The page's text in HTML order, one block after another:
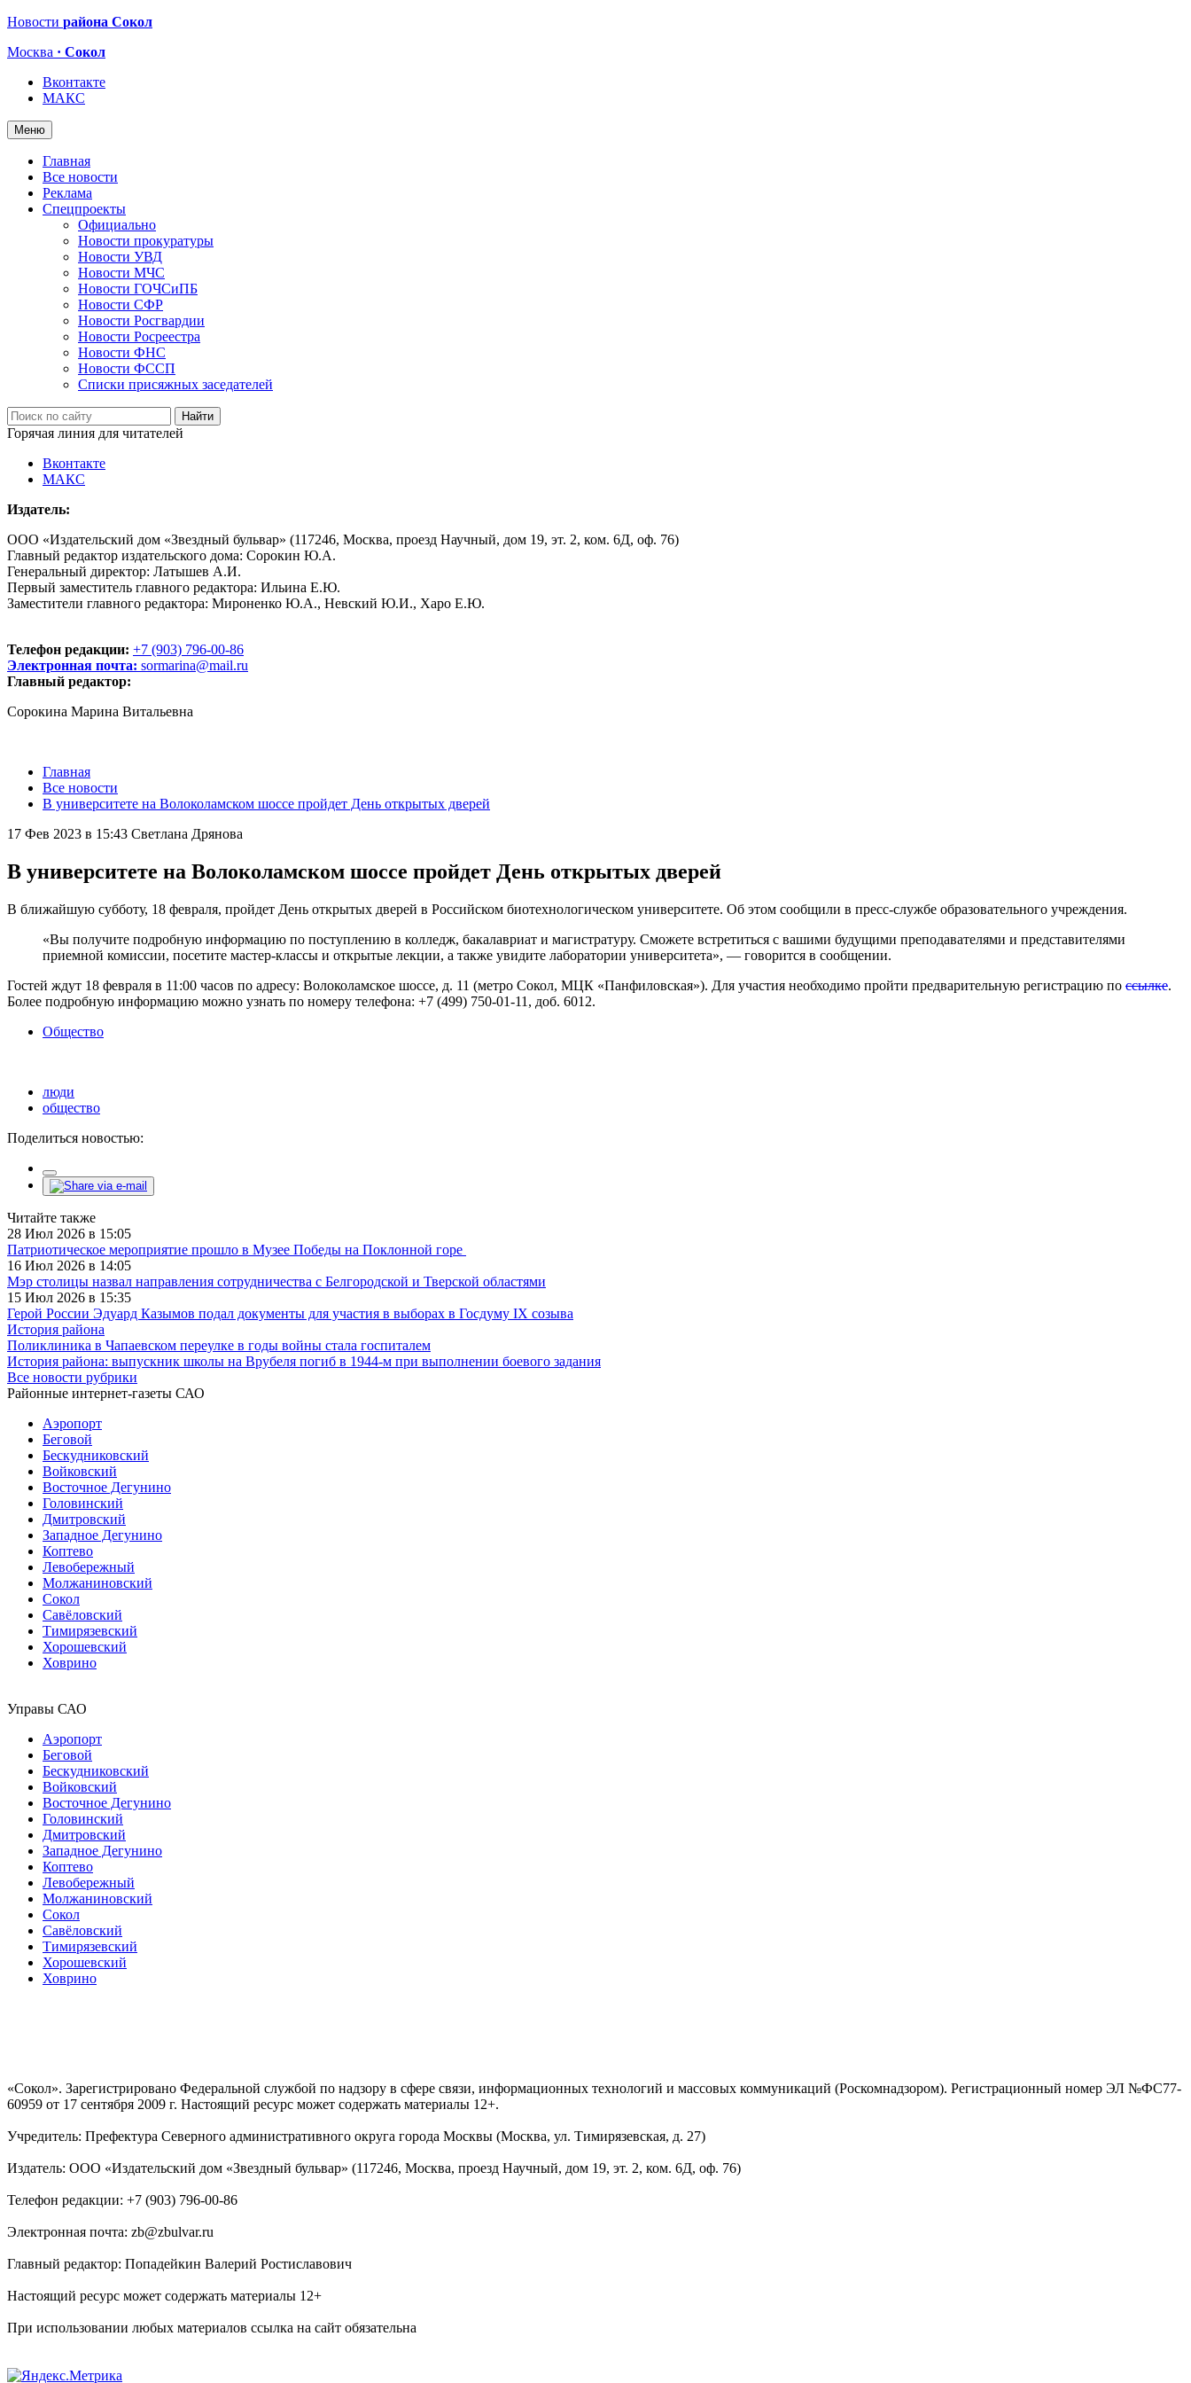
Новости района Сокол
Москва · Сокол
Вконтакте
МАКС
Меню
Главная
Все новости
Реклама
Спецпроекты
Официально
Новости прокуратуры
Новости УВД
Новости МЧС
Новости ГОЧСиПБ
Новости СФР
Новости Росгвардии
Новости Росреестра
Новости ФНС
Новости ФССП
Списки присяжных заседателей
Горячая линия для читателей
Вконтакте
МАКС
Издатель:
ООО «Издательский дом «Звездный бульвар» (117246, Москва, проезд Научный, дом 19, эт. 2, ком. 6Д, оф. 76)
Главный редактор издательского дома: Сорокин Ю.А.
Генеральный директор: Латышев А.И.
Первый заместитель главного редактора: Ильина Е.Ю.
Заместители главного редактора: Мироненко Ю.А., Невский Ю.И., Харо Е.Ю.
Телефон редакции: +7 (903) 796-00-86
Электронная почта: sormarina@mail.ru
Главный редактор:
Сорокина Марина Витальевна
Главная
Все новости
В университете на Волоколамском шоссе пройдет День открытых дверей
17 Фев 2023 в 15:43 Светлана Дрянова
В университете на Волоколамском шоссе пройдет День открытых дверей
В ближайшую субботу, 18 февраля, пройдет День открытых дверей в Российском биотехнологическом университете. Об этом сообщили в пресс-службе образовательного учреждения.
«Вы получите подробную информацию по поступлению в колледж, бакалавриат и магистратуру. Сможете встретиться с вашими будущими преподавателями и представителями
приемной комиссии, посетите мастер-классы и открытые лекции, а также увидите лаборатории университета», — говорится в сообщении.
Гостей ждут 18 февраля в 11:00 часов по адресу: Волоколамское шоссе, д. 11 (метро Сокол, МЦК «Панфиловская»). Для участия необходимо пройти предварительную регистрацию по ссылке.
Более подробную информацию можно узнать по номеру телефона: +7 (499) 750-01-11, доб. 6012.
Общество
люди
общество
Поделиться новостью:
Читайте также
28 Июл 2026 в 15:05
Патриотическое мероприятие прошло в Музее Победы на Поклонной горе
16 Июл 2026 в 14:05
Мэр столицы назвал направления сотрудничества с Белгородской и Тверской областями
15 Июл 2026 в 15:35
Герой России Эдуард Казымов подал документы для участия в выборах в Госдуму IX созыва
История района
Поликлиника в Чапаевском переулке в годы войны стала госпиталем
История района: выпускник школы на Врубеля погиб в 1944-м при выполнении боевого задания
Все новости рубрики
Районные интернет-газеты САО
Аэропорт
Беговой
Бескудниковский
Войковский
Восточное Дегунино
Головинский
Дмитровский
Западное Дегунино
Коптево
Левобережный
Молжаниновский
Сокол
Савёловский
Тимирязевский
Хорошевский
Ховрино
Управы САО
Аэропорт
Беговой
Бескудниковский
Войковский
Восточное Дегунино
Головинский
Дмитровский
Западное Дегунино
Коптево
Левобережный
Молжаниновский
Сокол
Савёловский
Тимирязевский
Хорошевский
Ховрино
«Сокол». Зарегистрировано Федеральной службой по надзору в сфере связи, информационных технологий и массовых коммуникаций (Роскомнадзором). Регистрационный номер ЭЛ №ФС77-
60959 от 17 сентября 2009 г. Настоящий ресурс может содержать материалы 12+.
Учредитель: Префектура Северного административного округа города Москвы (Москва, ул. Тимирязевская, д. 27)
Издатель: ООО «Издательский дом «Звездный бульвар» (117246, Москва, проезд Научный, дом 19, эт. 2, ком. 6Д, оф. 76)
Телефон редакции: +7 (903) 796-00-86
Электронная почта: zb@zbulvar.ru
Главный редактор: Попадейкин Валерий Ростиславович
Настоящий ресурс может содержать материалы 12+
При использовании любых материалов ссылка на сайт обязательна